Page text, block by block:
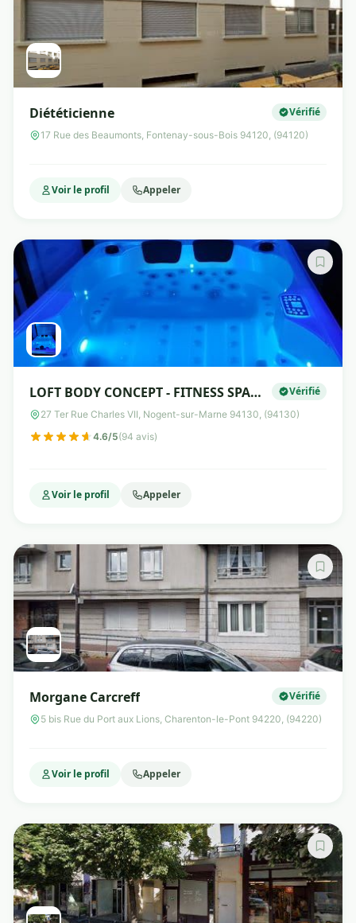
Diététicienne Vérifié
17 Rue des Beaumonts, Fontenay-sous-Bois 94120, (94120)
Voir le profil Appeler
LOFT BODY CONCEPT - FITNESS SPA
BEAUTY
Vérifié
27 Ter Rue Charles VII, Nogent-sur-Marne 94130, (94130)
4.6/5(94 avis)
Voir le profil Appeler
Morgane Carcreff Vérifié
5 bis Rue du Port aux Lions, Charenton-le-Pont 94220, (94220)
Voir le profil Appeler